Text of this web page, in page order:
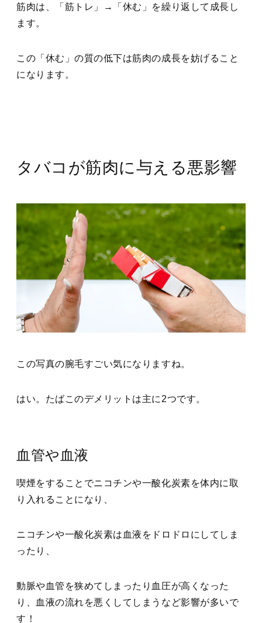
筋肉は、「筋トレ」→「休む」を繰り返して成長し
ます。
この「休む」の質の低下は筋肉の成長を妨げること
になります。
タバコが筋肉に与える悪影響
この写真の腕毛すごい気になりますね。
はい。たばこのデメリットは主に2つです。
血管や血液
喫煙をすることでニコチンや一酸化炭素を体内に取
り入れることになり、
ニコチンや一酸化炭素は血液をドロドロにしてしま
ったり、
動脈や血管を狭めてしまったり血圧が高くなった
り、血液の流れを悪くしてしまうなど影響が多いで
す！